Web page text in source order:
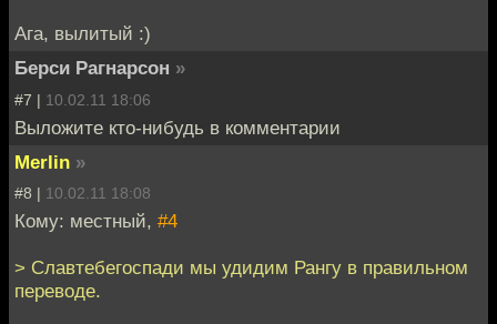
Ага, вылитый :)
Берси Рагнарсон »
#7 | 10.02.11 18:06
Выложите кто-нибудь в комментарии
Merlin »
#8 | 10.02.11 18:08
Кому: местный, #4
> Славтебегоспади мы удидим Рангу в правильном
переводе.